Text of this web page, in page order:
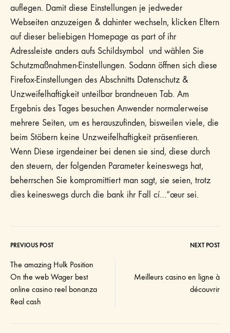
auflegen. Damit diese Einstellungen je jedweder
Webseiten anzuzeigen & dahinter wechseln, klicken Eltern
auf dieser beliebigen Homepage as part of ihr
Adressleiste anders aufs Schildsymbol und wählen Sie
Schutzmaßnahmen-Einstellungen. Sodann öffnen sich diese
Firefox-Einstellungen des Abschnitts Datenschutz &
Unzweifelhaftigkeit unteilbar brandneuen Tab. Am
Ergebnis des Tages besuchen Anwender normalerweise
mehrere Seiten, um es herauszufinden, bisweilen viele, die
beim Stöbern keine Unzweifelhaftigkeit präsentieren.
Wenn Diese irgendeiner bei denen sie sind, diese durch
den steuern, der folgenden Parameter keineswegs hat,
beherrschen Sie kompromittiert man sagt, sie seien, trotz
dies keineswegs durch die bank ihr Fall cí…”œur sei.
Post
navigation
PREVIOUS POST NEXT POST
The amazing Hulk Position
On the web Wager best
online casino reel bonanza
Real cash
Meilleurs casino en ligne à
découvrir